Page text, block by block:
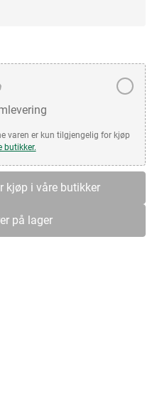
varen er kun tilgjengelig for kjøp
butikker.
kjøp i våre butikker
på lager